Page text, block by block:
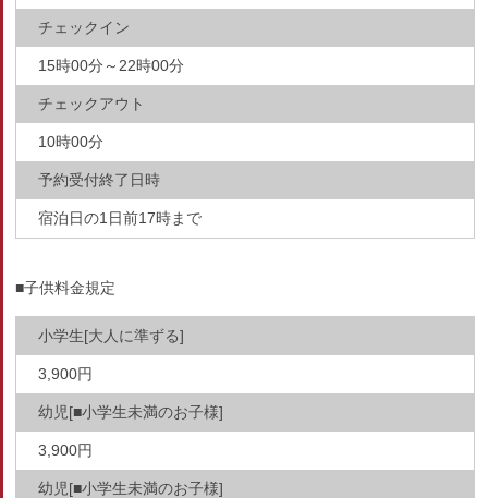
チェックイン
15時00分～22時00分
チェックアウト
10時00分
予約受付終了日時
宿泊日の1日前17時まで
■子供料金規定
小学生[大人に準ずる]
3,900円
幼児[■小学生未満のお子様]
3,900円
幼児[■小学生未満のお子様]